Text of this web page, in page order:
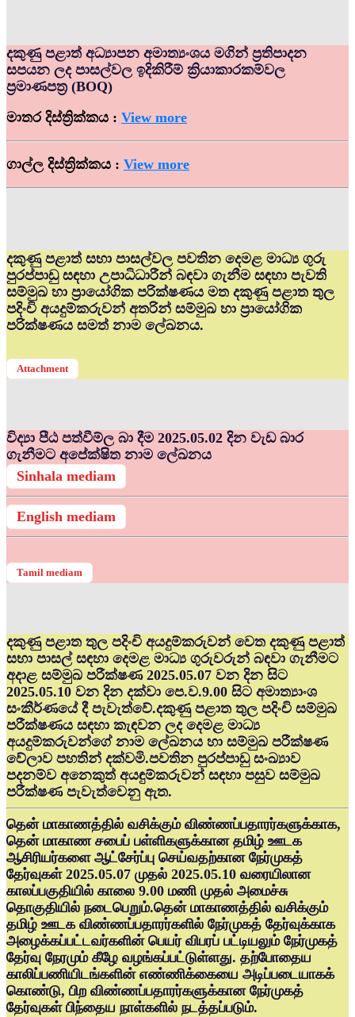
දකුණු පළාත් අධ්‍යාපන අමාත්‍යංශය මගින් ප්‍රතිපාදන
සපයන ලද පාසල්වල ඉදිකිරීම් ක්‍රියාකාරකම්වල
ප්‍රමාණපත්‍ර (BOQ)
මාතර දිස්ත්‍රික්කය : View more
ගාල්ල දිස්ත්‍රික්කය : View more
දකුණු පළාත් සභා පාසල්වල පවතින දෙමළ මාධ්‍ය ගුරු
පුරප්පාඩු සඳහා උපාධිධාරීන් බඳවා ගැනීම සඳහා පැවති
සම්මුඛ හා ප්‍රායෝගික පරික්ෂණය මත දකුණු පළාත තුල
පදිංචි අයදුම්කරුවන් අතරින් සම්මුඛ හා ප්‍රායෝගික
පරික්ෂණය සමත් නාම ලේඛනය.
Attachment
විද්‍යා පීඨ පත්වීම්ල බා දීම 2025.05.02 දින වැඩ බාර
ගැනීමට අපේක්ෂිත නාම ලේඛනය
Sinhala mediam
English mediam
Tamil mediam
දකුණු පළාත තුල පදිංචි අයදුම්කරුවන් වෙත දකුණු පළාත්
සභා පාසල් සඳහා දෙමළ මාධ්‍ය ගුරුවරුන් බඳවා ගැනීමට
අදාළ සම්මුඛ පරීක්ෂණ 2025.05.07 වන දින සිට
2025.05.10 වන දින දක්වා පෙ.ව.9.00 සිට අමාත්‍යාංශ
සංකීර්ණයේ දී පැවැත්වේ.දකුණු පළාත තුල පදිංචි සම්මුඛ
පරීක්ෂණය සඳහා කැඳවන ලද දෙමළ මාධ්‍ය
අයදුම්කරුවන්ගේ නාම ලේඛනය හා සම්මුඛ පරීක්ෂණ
වේලාව පහතින් දක්වමි.පවතින පුරප්පාඩු සංඛ්‍යාව
පදනම්ව අනෙකුත් අයඳුම්කරුවන් සඳහා පසුව සම්මුඛ
පරීක්ෂණ පැවැත්වෙනු ඇත.
தென் மாகாணத்தில் வசிக்கும் விண்ணப்பதாரர்களுக்காக,
தென் மாகாண சபைப் பள்ளிகளுக்கான தமிழ் ஊடக
ஆசிரியர்களை ஆட்சேர்ப்பு செய்வதற்கான நேர்முகத்
தேர்வுகள் 2025.05.07 முதல் 2025.05.10 வரையிலான
காலப்பகுதியில் காலை 9.00 மணி முதல் அமைச்சு
தொகுதியில் நடைபெறும்.தென் மாகாணத்தில் வசிக்கும்
தமிழ் ஊடக விண்ணப்பதாரர்களில் நேர்முகத் தேர்வுக்காக
அழைக்கப்பட்டவர்களின் பெயர் விபரப் பட்டியலும் நேர்முகத்
தேர்வு நேரமும் கீழே வழங்கப்பட்டுள்ளது. தற்போதைய
காலிப்பணியிடங்களின் எண்ணிக்கையை அடிப்படையாகக்
கொண்டு, பிற விண்ணப்பதாரர்களுக்கான நேர்முகத்
தேர்வுகள் பிந்தைய நாள்களில் நடத்தப்படும்.